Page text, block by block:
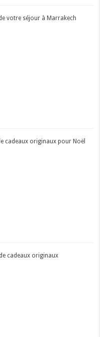
votre séjour à Marrakech
cadeaux originaux pour Noël
cadeaux originaux